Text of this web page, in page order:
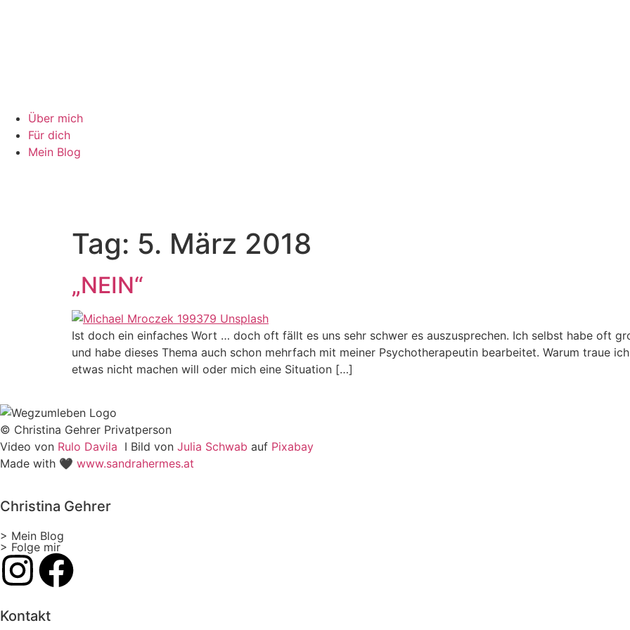
Über mich
Für dich
Mein Blog
Tag: 5. März 2018
„NEIN“
Ist doch ein einfaches Wort … doch oft fällt es uns sehr schwer es auszusprechen. Ich selbst habe oft
und habe dieses Thema auch schon mehrfach mit meiner Psychotherapeutin bearbeitet. Warum traue
etwas nicht machen will oder mich eine Situation […]
© Christina Gehrer Privatperson
Video von Rulo Davila I Bild von Julia Schwab auf Pixabay
Made with 🖤 www.sandrahermes.at
Christina Gehrer
> Mein Blog
> Folge mir
Kontakt